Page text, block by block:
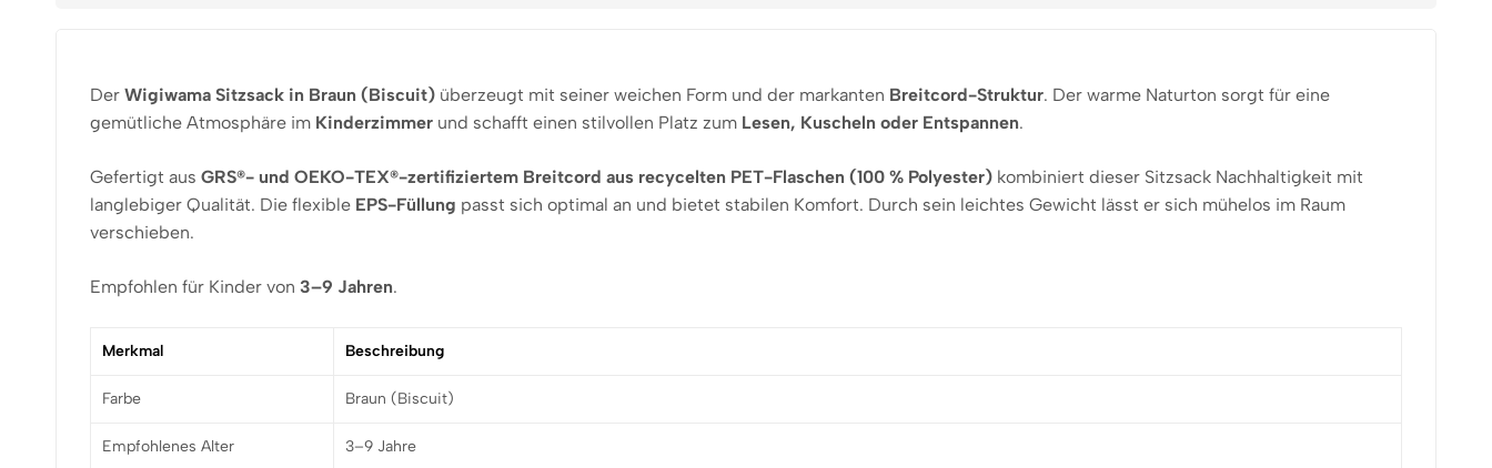
Der Wigiwama Sitzsack in Braun (Biscuit) überzeugt mit seiner weichen Form und der markanten Breitcord-Struktur. Der warme Naturton sorgt für eine
gemütliche Atmosphäre im Kinderzimmer und schafft einen stilvollen Platz zum Lesen, Kuscheln oder Entspannen.
Gefertigt aus GRS®- und OEKO-TEX®-zertifiziertem Breitcord aus recycelten PET-Flaschen (100 % Polyester) kombiniert dieser Sitzsack Nachhaltigkeit mit
langlebiger Qualität. Die flexible EPS-Füllung passt sich optimal an und bietet stabilen Komfort. Durch sein leichtes Gewicht lässt er sich mühelos im Raum
verschieben.
Empfohlen für Kinder von 3–9 Jahren.
Merkmal Beschreibung
Farbe Braun (Biscuit)
Empfohlenes Alter 3–9 Jahre